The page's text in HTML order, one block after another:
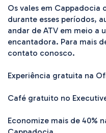
Os vales em Cappadocia
durante esses períodos,
andar de ATV em meio a
encantadora. Para mais
contato conosco.
Experiência gratuita na
Café gratuito no
Economize mais de 40%